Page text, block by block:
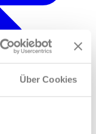
Über Cookies